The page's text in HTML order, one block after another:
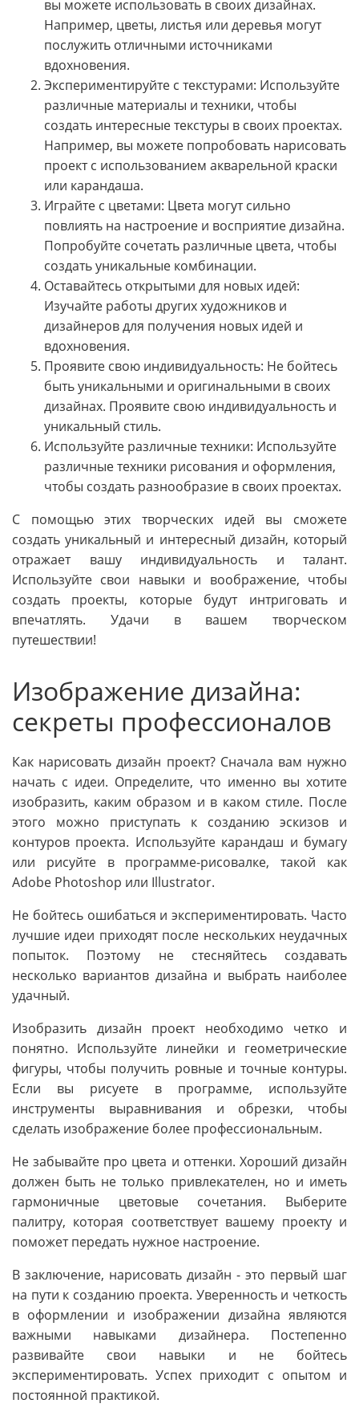
вы можете использовать в своих дизайнах.
Например, цветы, листья или деревья могут
послужить отличными источниками
вдохновения.
Экспериментируйте с текстурами: Используйте
различные материалы и техники, чтобы
создать интересные текстуры в своих проектах.
Например, вы можете попробовать нарисовать
проект с использованием акварельной краски
или карандаша.
Играйте с цветами: Цвета могут сильно
повлиять на настроение и восприятие дизайна.
Попробуйте сочетать различные цвета, чтобы
создать уникальные комбинации.
Оставайтесь открытыми для новых идей:
Изучайте работы других художников и
дизайнеров для получения новых идей и
вдохновения.
Проявите свою индивидуальность: Не бойтесь
быть уникальными и оригинальными в своих
дизайнах. Проявите свою индивидуальность и
уникальный стиль.
Используйте различные техники: Используйте
различные техники рисования и оформления,
чтобы создать разнообразие в своих проектах.
С помощью этих творческих идей вы сможете
создать уникальный и интересный дизайн, который
отражает вашу индивидуальность и талант.
Используйте свои навыки и воображение, чтобы
создать проекты, которые будут интриговать и
впечатлять. Удачи в вашем творческом
путешествии!
Изображение дизайна:
секреты профессионалов
Как нарисовать дизайн проект? Сначала вам нужно
начать с идеи. Определите, что именно вы хотите
изобразить, каким образом и в каком стиле. После
этого можно приступать к созданию эскизов и
контуров проекта. Используйте карандаш и бумагу
или рисуйте в программе-рисовалке, такой как
Adobe Photoshop или Illustrator.
Не бойтесь ошибаться и экспериментировать. Часто
лучшие идеи приходят после нескольких неудачных
попыток. Поэтому не стесняйтесь создавать
несколько вариантов дизайна и выбрать наиболее
удачный.
Изобразить дизайн проект необходимо четко и
понятно. Используйте линейки и геометрические
фигуры, чтобы получить ровные и точные контуры.
Если вы рисуете в программе, используйте
инструменты выравнивания и обрезки, чтобы
сделать изображение более профессиональным.
Не забывайте про цвета и оттенки. Хороший дизайн
должен быть не только привлекателен, но и иметь
гармоничные цветовые сочетания. Выберите
палитру, которая соответствует вашему проекту и
поможет передать нужное настроение.
В заключение, нарисовать дизайн - это первый шаг
на пути к созданию проекта. Уверенность и четкость
в оформлении и изображении дизайна являются
важными навыками дизайнера. Постепенно
развивайте свои навыки и не бойтесь
экспериментировать. Успех приходит с опытом и
постоянной практикой.